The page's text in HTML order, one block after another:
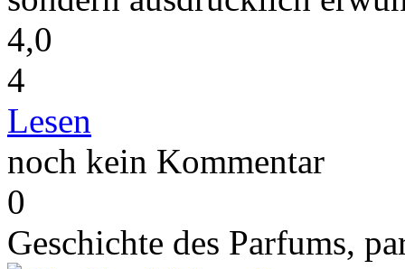
4,0
4
Lesen
noch kein Kommentar
0
Geschichte des Parfums,